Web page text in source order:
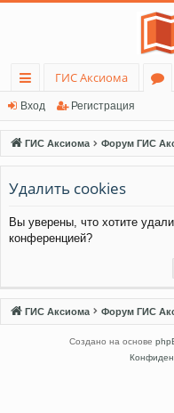
с
ы
лк
и
ГИС Аксиома
ру
м
Вход Регистрация
ГИС Аксиома Форум ГИС
Удалить cookies
Вы уверены, что хотите
конференцией?
ГИС Аксиома Форум ГИС
Создано на основе